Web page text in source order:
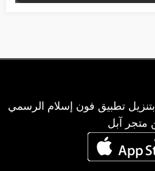
تطبيق فون إسلام الرسمي
متجر آبل